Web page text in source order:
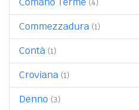
(4)
Commezzadura (1)
Contà (1)
Croviana (1)
Denno (3)